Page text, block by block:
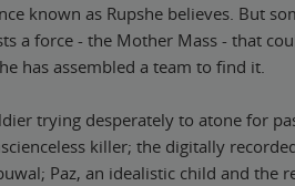
known as Rupshe believes. But
a force - the Mother Mass - that
has assembled a team to find it.
trying desperately to atone for
killer; the digitally
Paz, an idealistic child and the